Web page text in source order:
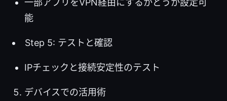
一部アプリをVPN経由にするかどうか設定可
能
Step 5: テストと確認
IPチェックと接続安定性のテスト
デバイスでの活用術